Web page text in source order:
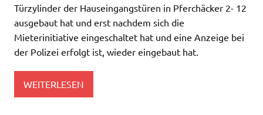
Türzylinder der Hauseingangstüren in Pferchäcker 2- 12
ausgebaut hat und erst nachdem sich die
Mieterinitiative eingeschaltet hat und eine Anzeige bei
der Polizei erfolgt ist, wieder eingebaut hat.
WEITERLESEN